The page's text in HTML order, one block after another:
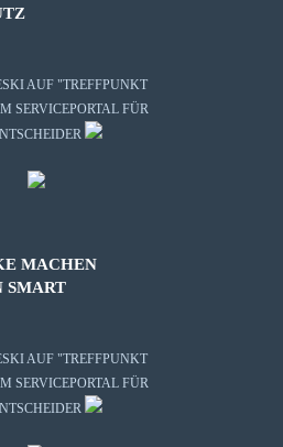
AUF "TREFFPUNKT
SERVICEPORTAL FÜR
MACHEN
SMART
AUF "TREFFPUNKT
SERVICEPORTAL FÜR